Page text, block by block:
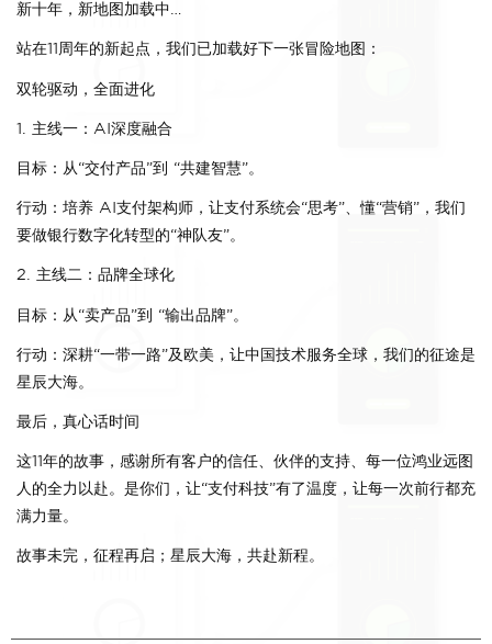
新十年，新地图加载中…
站在11周年的新起点，我们已加载好下一张冒险地图：
双轮驱动，全面进化
1. 主线一：AI深度融合
目标：从“交付产品”到 “共建智慧”。
行动：培养 AI支付架构师，让支付系统会“思考”、懂“营销”，我们
要做银行数字化转型的“神队友”。
2. 主线二：品牌全球化
目标：从“卖产品”到 “输出品牌”。
行动：深耕“一带一路”及欧美，让中国技术服务全球，我们的征途是
星辰大海。
最后，真心话时间
这11年的故事，感谢所有客户的信任、伙伴的支持、每一位鸿业远图
人的全力以赴。是你们，让“支付科技”有了温度，让每一次前行都充
满力量。
故事未完，征程再启；星辰大海，共赴新程。